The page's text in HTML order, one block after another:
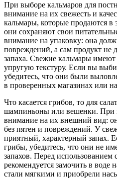
При выборе кальмаров для
внимание на их свежесть и
кальмары, которые продаются в
они сохраняют свои
внимание на упаковку: она
повреждений, а сам продукт не
запаха. Свежие кальмары
упругую текстуру. Если вы
убедитесь, что они были
в проверенных магазинах или
Что касается грибов, то для
шампиньоны или вешенки. При
внимание на их внешний вид:
без пятен и повреждений. У
приятный, характерный запах.
грибы, убедитесь, что они не
запахов. Перед
рекомендуется замочить в воде
стали мягкими и приобрели